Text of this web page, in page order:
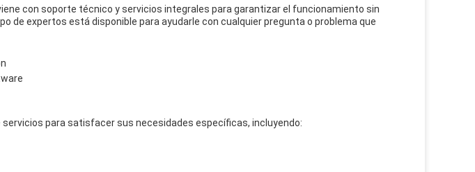
con soporte técnico y servicios integrales para garantizar el funcionamiento sin
de expertos está disponible para ayudarle con cualquier pregunta o problema que
para satisfacer sus necesidades específicas, incluyendo: